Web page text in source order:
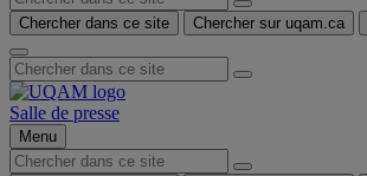
Chercher dans ce site Chercher sur uqam.ca
Salle de presse
Menu